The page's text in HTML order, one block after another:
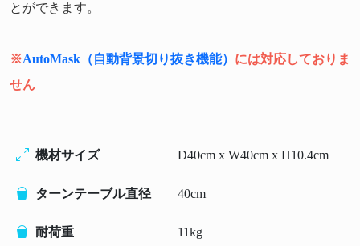
とができます。
※AutoMask（自動背景切り抜き機能） には対応しておりま
せん
機材サイズ D40cm x W40cm x H10.4cm
ターンテーブル直径 40cm
耐荷重 11kg